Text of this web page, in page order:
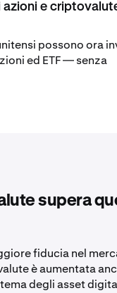
azioni e
possono ora
ed ETF — senza
supera
fiducia nel
è aumentata
degli asset